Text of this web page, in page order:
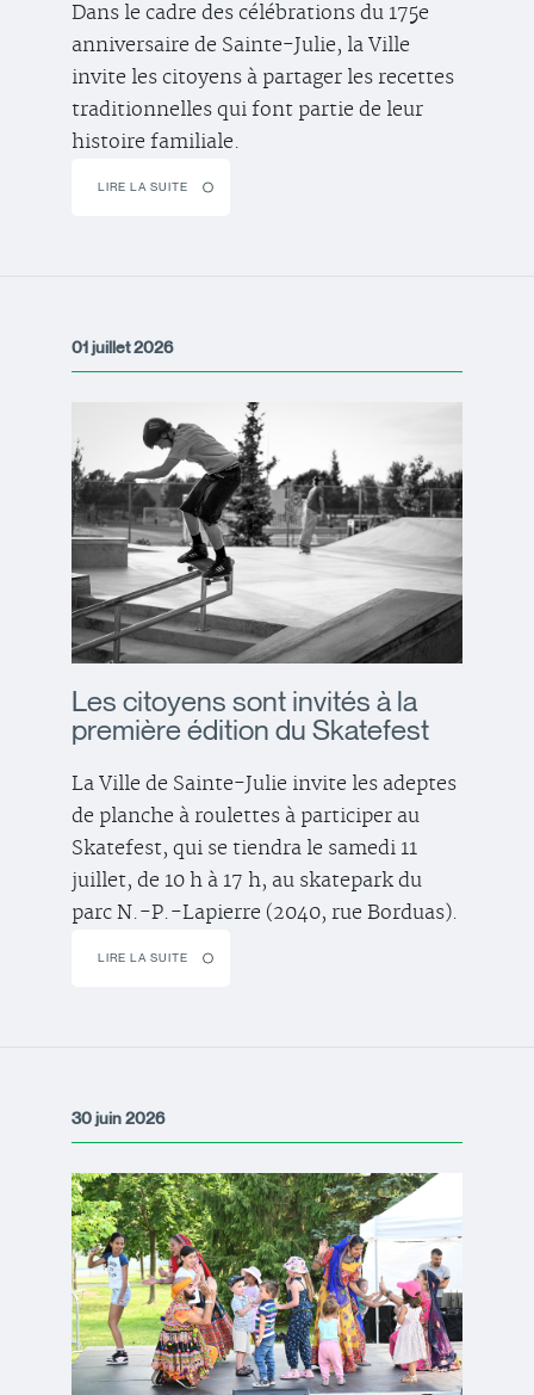
Dans le cadre des célébrations du 175e
anniversaire de Sainte-Julie, la Ville
invite les citoyens à partager les recettes
traditionnelles qui font partie de leur
histoire familiale.
LIRE LA SUITE
01 juillet 2026
Les citoyens sont invités à la
première édition du Skatefest
La Ville de Sainte-Julie invite les adeptes
de planche à roulettes à participer au
Skatefest, qui se tiendra le samedi 11
juillet, de 10 h à 17 h, au skatepark du
parc N.-P.-Lapierre (2040, rue Borduas).
LIRE LA SUITE
30 juin 2026